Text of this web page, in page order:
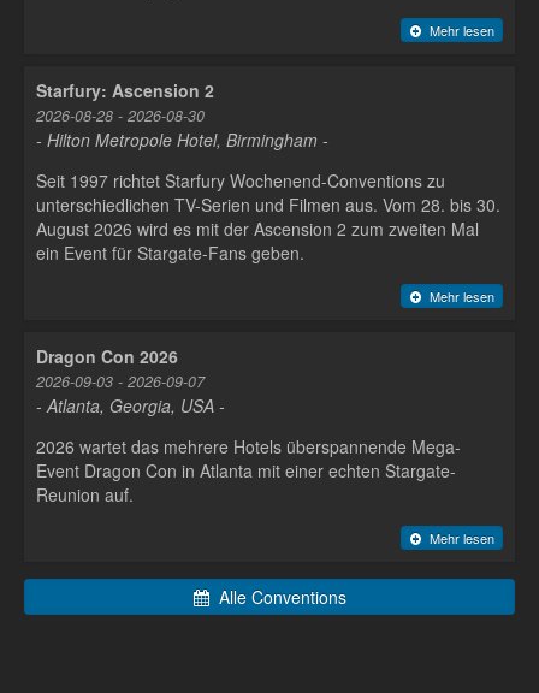
Mehr lesen
Starfury: Ascension 2
2026-08-28 - 2026-08-30
- Hilton Metropole Hotel, Birmingham -
Seit 1997 richtet Starfury Wochenend-Conventions zu
unterschiedlichen TV-Serien und Filmen aus. Vom 28. bis 30.
August 2026 wird es mit der Ascension 2 zum zweiten Mal
ein Event für Stargate-Fans geben.
Mehr lesen
Dragon Con 2026
2026-09-03 - 2026-09-07
- Atlanta, Georgia, USA -
2026 wartet das mehrere Hotels überspannende Mega-
Event Dragon Con in Atlanta mit einer echten Stargate-
Reunion auf.
Mehr lesen
Alle Conventions